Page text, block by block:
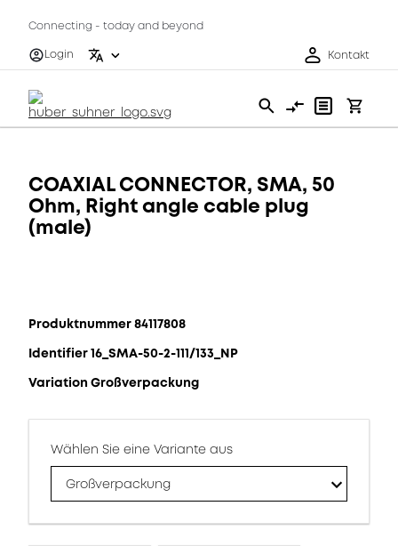
Connecting - today and beyond
Login
Kontakt
COAXIAL CONNECTOR, SMA, 50
Ohm, Right angle cable plug
(male)
Produktnummer 84117808
Identifier 16_SMA-50-2-111/133_NP
Variation Großverpackung
Wählen Sie eine Variante aus
Großverpackung